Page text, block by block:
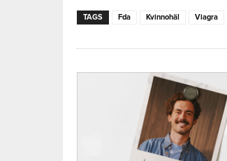
TAGS Fda Kvinnohäl Viagra